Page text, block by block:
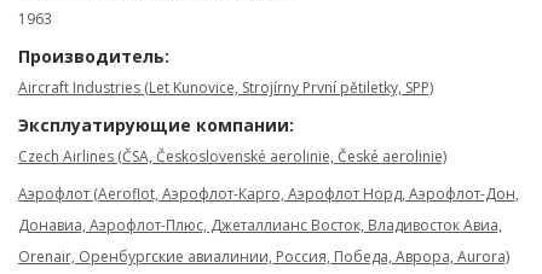
1963
Производитель:
Aircraft Industries (Let Kunovice, Strojírny První pětiletky, SPP)
Эксплуатирующие компании:
Czech Airlines (ČSA, Československé aerolinie, České aerolinie)
Аэрофлот (Aeroflot, Аэрофлот-Карго, Аэрофлот Норд, Аэрофлот-Дон,
Донавиа, Аэрофлот-Плюс, Джеталлианс Восток, Владивосток Авиа,
Orenair, Оренбургские авиалинии, Россия, Победа, Аврора, Aurora)